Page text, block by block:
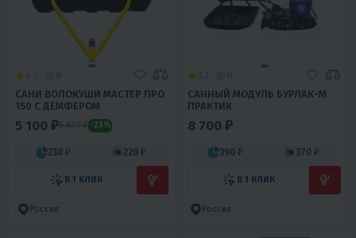
САНИ ВОЛОКУШИ МАСТЕР ПРО
150 С ДЕМФЕРОМ
5 100 ₽6 630 ₽ -23%
230 ₽ 220 ₽
В 1 КЛИК
Россия
САННЫЙ МОДУЛЬ БУРЛАК-М
ПРАКТИК
8 700 ₽
390 ₽ 370 ₽
В 1 КЛИК
Россия